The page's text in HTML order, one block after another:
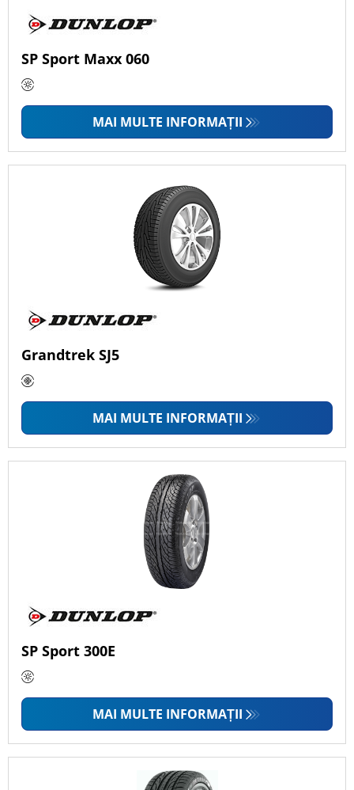
SP Sport Maxx 060
MAI MULTE INFORMAȚII
Grandtrek SJ5
MAI MULTE INFORMAȚII
SP Sport 300E
MAI MULTE INFORMAȚII